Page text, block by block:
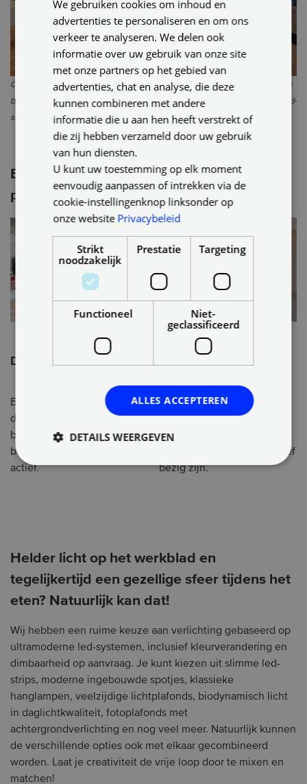
Open keuken in de woonkamer: lichtelement met Human Centric Lighting
boven het kookeiland, hanglampen boven de eettafel en geïntegreerde led-
strip in de rand van het plafond in het woongedeelte.
Biodynamisch licht: verlichting met een
positief effect op je gezondheid
De ochtend
Bij je eerste kopje koffie in
de ochtend word je wakker
bij het koude, witte licht. Zo
begin je de dag fris en
actief.
Een hogere intensiteit van
het licht voorkomt de
middagdip. Zo kun je 's
middags nog lekker effectief
bezig zijn.
Helder licht op het werkblad en
tegelijkertijd een gezellige sfeer tijdens het
eten? Natuurlijk kan dat!
Wij hebben een ruime keuze aan verlichting gebaseerd op
ultramoderne led-systemen, inclusief kleurverandering en
dimbaarheid op aanvraag. Je kunt kiezen uit slimme led-
strips, moderne ingebouwde spotjes, klassieke
hanglampen, veelzijdige lichtplafonds, biodynamisch licht
in daglichtkwaliteit, fotoplafonds met
achtergrondverlichting en nog veel meer. Natuurlijk kunnen
de verschillende opties ook met elkaar gecombineerd
worden. Laat je creativiteit de vrije loop door te mixen en
matchen!
We gebruiken cookies om inhoud en
advertenties te personaliseren en om ons
verkeer te analyseren. We delen ook
informatie over uw gebruik van onze site
met onze partners op het gebied van
advertenties, chat en analyse, die deze
kunnen combineren met andere
informatie die u aan hen heeft verstrekt of
die zij hebben verzameld door uw gebruik
van hun diensten.
U kunt uw toestemming op elk moment
eenvoudig aanpassen of intrekken via de
cookie-instellingenknop linksonder op
onze website Privacybeleid
Strikt
noodzakelijk
Prestatie Targeting
Functioneel
Niet-
geclassificeerd
ALLES ACCEPTEREN
DETAILS WEERGEVEN